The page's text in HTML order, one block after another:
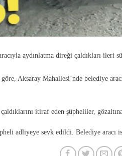
aydınlatma direği çaldıkları ileri
göre, Aksaray Mahallesi’nde belediye
itiraf eden şüpheliler,
adliyeye sevk edildi. Belediye aracı